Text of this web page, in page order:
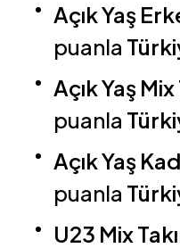
Açık Yaş
puanla
Açık Yaş Mix
puanla
Açık Yaş
puanla
U23 Mix